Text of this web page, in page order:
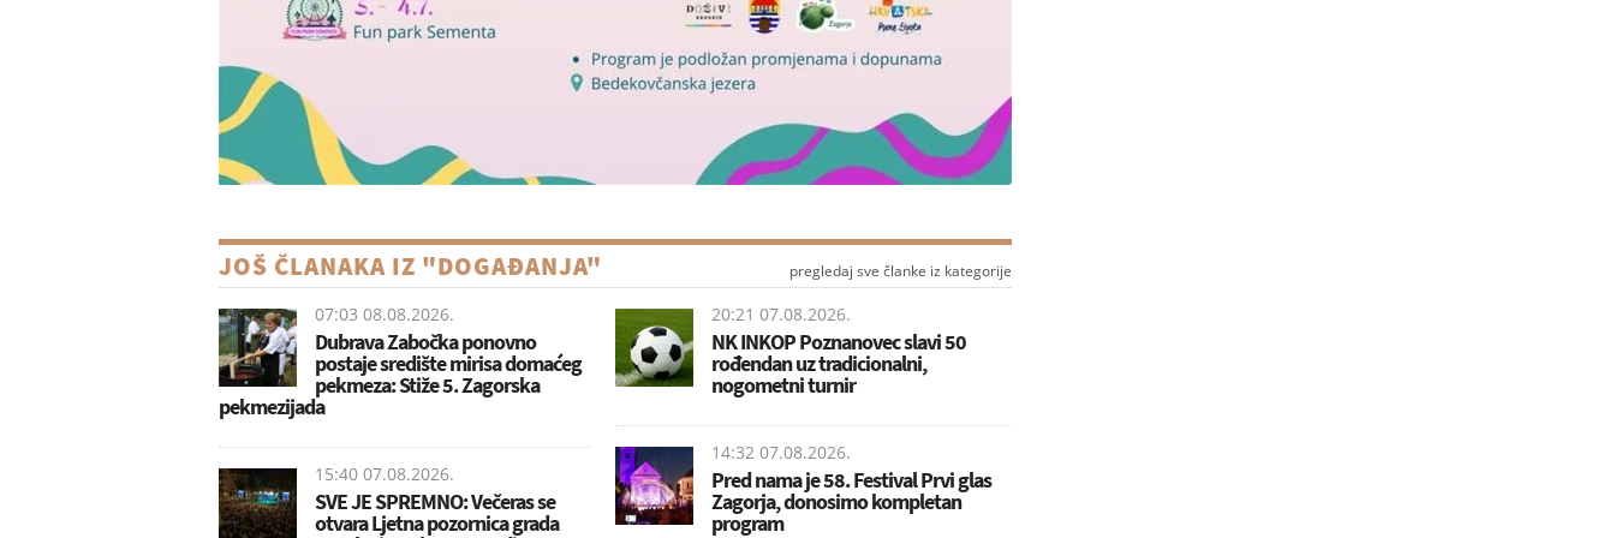
JOŠ ČLANAKA IZ "DOGAĐANJA" pregledaj sve članke iz kategorije
07:03 08.08.2026.
Dubrava Zabočka ponovno
postaje središte mirisa domaćeg
pekmeza: Stiže 5. Zagorska
pekmezijada
15:40 07.08.2026.
SVE JE SPREMNO: Večeras se
otvara Ljetna pozornica grada
20:21 07.08.2026.
NK INKOP Poznanovec slavi 50
rođendan uz tradicionalni,
nogometni turnir
14:32 07.08.2026.
Pred nama je 58. Festival Prvi glas
Zagorja, donosimo kompletan
program